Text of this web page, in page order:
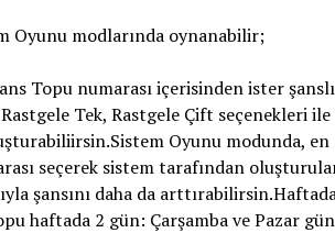
Oyunu modlarında oynanabilir;
Topu numarası içerisinden ister
Tek, Rastgele Çift seçenekleri
Oyunu modunda, en
seçerek sistem tarafından
şansını daha da
haftada 2 gün: Çarşamba ve Pazar